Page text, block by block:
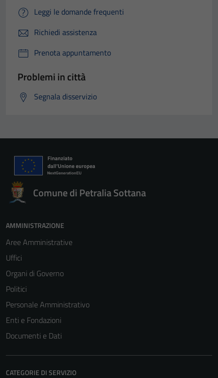
Leggi le domande frequenti
Richiedi assistenza
Prenota appuntamento
Problemi in città
Segnala disservizio
Comune di Petralia Sottana
AMMINISTRAZIONE
Aree Amministrative
Uffici
Organi di Governo
Politici
Personale Amministrativo
Enti e Fondazioni
Documenti e Dati
CATEGORIE DI SERVIZIO